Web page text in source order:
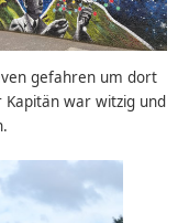
gefahren um dort
Kapitän war witzig und